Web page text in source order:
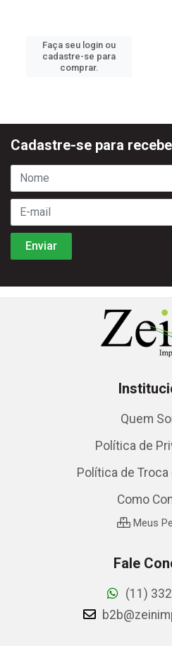
Faça seu login ou
cadastre-se para
comprar.
Cadastre-se para
Quem
Política de
Política de
Como
Meus
Fale
(11)